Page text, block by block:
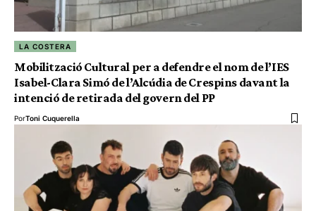
LA COSTERA
Mobilització Cultural per a defendre el nom de l’IES
Isabel-Clara Simó de l’Alcúdia de Crespins davant la
intenció de retirada del govern del PP
PorToni Cuquerella